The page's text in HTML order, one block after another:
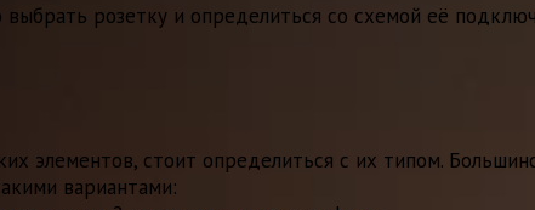
выбрать розетку и определиться со схемой её
элементов, стоит определиться с их типом.
вариантами: